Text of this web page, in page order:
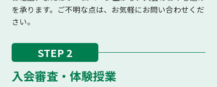
を承ります。ご不明な点は、お気軽にお問い合わせくだ
さい。
STEP 2
入会審査・体験授業